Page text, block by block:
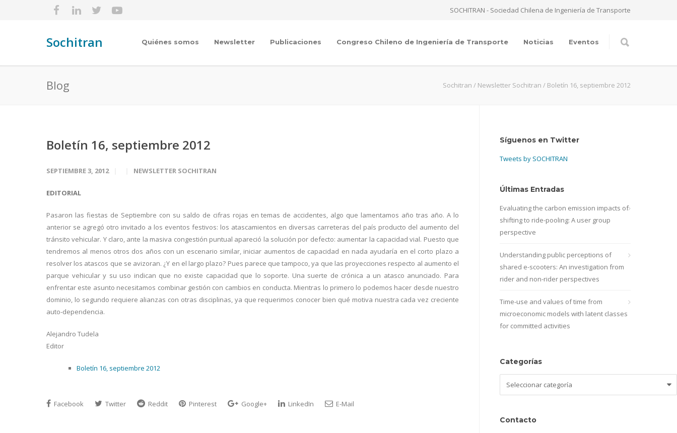
SOCHITRAN - Sociedad Chilena de Ingeniería de Transporte
Sochitran Quiénes somos Newsletter Publicaciones Congreso Chileno de Ingeniería de Transporte Noticias Eventos
Blog Sochitran / Newsletter Sochitran / Boletín 16, septiembre 2012
Boletín 16, septiembre 2012
SEPTIEMBRE 3, 2012 NEWSLETTER SOCHITRAN
EDITORIAL
Pasaron las fiestas de Septiembre con su saldo de cifras rojas en temas de accidentes, algo que lamentamos año tras año. A lo
anterior se agregó otro invitado a los eventos festivos: los atascamientos en diversas carreteras del país producto del aumento del
tránsito vehicular. Y claro, ante la masiva congestión puntual apareció la solución por defecto: aumentar la capacidad vial. Puesto que
tendremos al menos otros dos años con un escenario similar, iniciar aumentos de capacidad en nada ayudaría en el corto plazo a
resolver los atascos que se avizoran. ¿Y en el largo plazo? Pues parece que tampoco, ya que las proyecciones respecto al aumento el
parque vehicular y su uso indican que no existe capacidad que lo soporte. Una suerte de crónica a un atasco anunciado. Para
enfrentar este asunto necesitamos combinar gestión con cambios en conducta. Mientras lo primero lo podemos hacer desde nuestro
dominio, lo segundo requiere alianzas con otras disciplinas, ya que requerimos conocer bien qué motiva nuestra cada vez creciente
auto-dependencia.
Alejandro Tudela
Editor
Boletín 16, septiembre 2012
Facebook Twitter Reddit Pinterest Google+ LinkedIn E-Mail
Síguenos en Twitter
Tweets by SOCHITRAN
Últimas Entradas
Evaluating the carbon emission impacts of
shifting to ride-pooling: A user group
perspective
Understanding public perceptions of
shared e-scooters: An investigation from
rider and non-rider perspectives
Time-use and values of time from
microeconomic models with latent classes
for committed activities
Categorías
Contacto